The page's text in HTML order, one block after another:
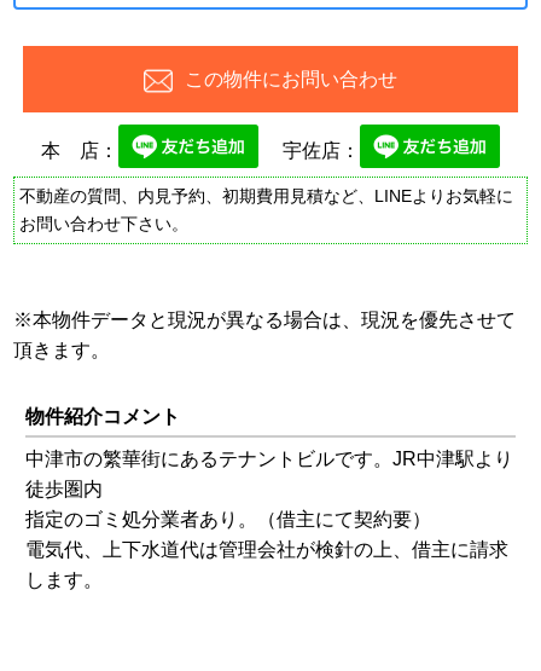
この物件にお問い合わせ
本 店： 宇佐店：
不動産の質問、内見予約、初期費用見積など、LINEよりお気軽に
お問い合わせ下さい。
※本物件データと現況が異なる場合は、現況を優先させて
頂きます。
物件紹介コメント
中津市の繁華街にあるテナントビルです。JR中津駅より
徒歩圏内
指定のゴミ処分業者あり。（借主にて契約要）
電気代、上下水道代は管理会社が検針の上、借主に請求
します。